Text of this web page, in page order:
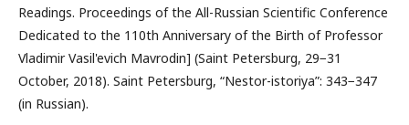
Readings. Proceedings of the All-Russian Scientific Conference
Dedicated to the 110th Anniversary of the Birth of Professor
Vladimir Vasil'evich Mavrodin] (Saint Petersburg, 29−31
October, 2018). Saint Petersburg, “Nestor-istoriya”: 343−347
(in Russian).